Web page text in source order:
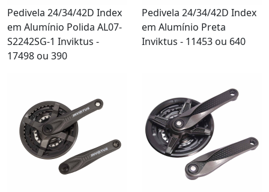
Pedivela 24/34/42D Index
em Alumínio Polida AL07-
S2242SG-1 Inviktus -
17498 ou 390
Pedivela 24/34/42D Index
em Alumínio Preta
Inviktus - 11453 ou 640